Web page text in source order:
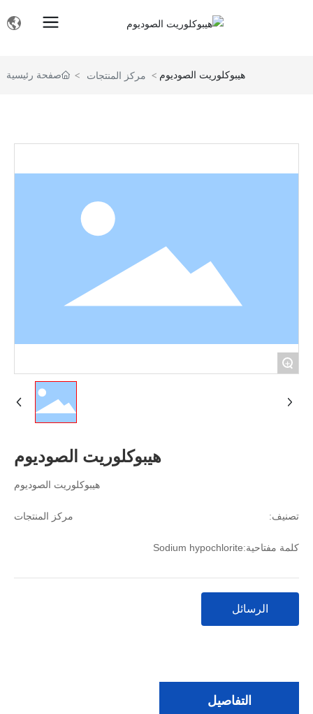
صفحة رئيسية مركز المنتجات هيبوكلوريت الصوديوم
+
هيبوكلوريت الصوديوم
هيبوكلوريت الصوديوم
تصنيف: مركز المنتجات
كلمة مفتاحية:Sodium hypochlorite
الرسائل
التفاصيل